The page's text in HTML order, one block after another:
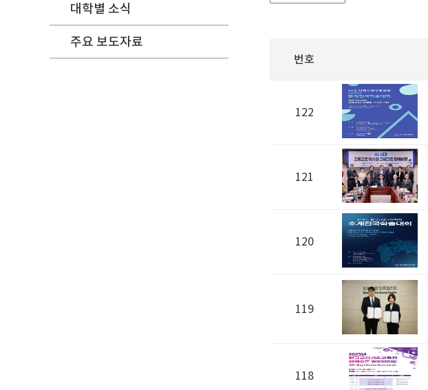
대학별 소식
주요 보도자료
번호
122
121
120
119
118